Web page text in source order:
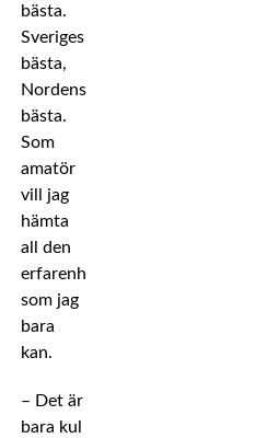
bästa.
Sveriges
bästa,
Nordens
bästa.
Som
amatör
vill jag
hämta
all den
erfarenhet
som jag
bara
kan.
– Det är
bara kul